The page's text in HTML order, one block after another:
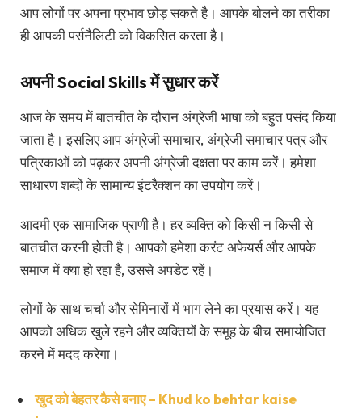
आप लोगों पर अपना प्रभाव छोड़ सकते है। आपके बोलने का तरीका
ही आपकी पर्सनैलिटी को विकसित करता है।
अपनी Social Skills में सुधार करें
आज के समय में बातचीत के दौरान अंग्रेजी भाषा को बहुत पसंद किया
जाता है। इसलिए आप अंग्रेजी समाचार, अंग्रेजी समाचार पत्र और
पत्रिकाओं को पढ़कर अपनी अंग्रेजी दक्षता पर काम करें। हमेशा
साधारण शब्दों के सामान्य इंटरैक्शन का उपयोग करें।
आदमी एक सामाजिक प्राणी है। हर व्यक्ति को किसी न किसी से
बातचीत करनी होती है। आपको हमेशा करंट अफेयर्स और आपके
समाज में क्या हो रहा है, उससे अपडेट रहें।
लोगों के साथ चर्चा और सेमिनारों में भाग लेने का प्रयास करें। यह
आपको अधिक खुले रहने और व्यक्तियों के समूह के बीच समायोजित
करने में मदद करेगा।
खुद को बेहतर कैसे बनाए – Khud ko behtar kaise